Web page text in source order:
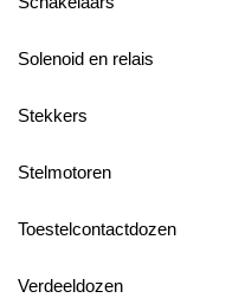
Solenoid en relais
Stekkers
Stelmotoren
Toestelcontactdozen
Verdeeldozen